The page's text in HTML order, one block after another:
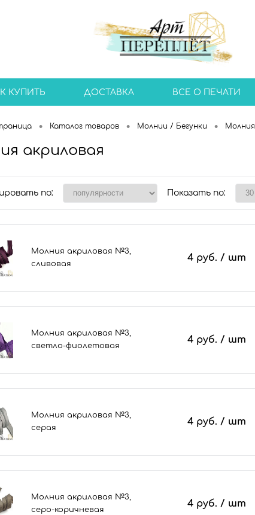
КУПИТЬ ДОСТАВКА ВСЕ О ПЕЧАТИ
• Каталог товаров • Молнии / Бегунки • Молния
акриловая
по: Показать по:
Молния акриловая №3,
сливовая
4 руб. / шт
Молния акриловая №3,
светло-фиолетовая
4 руб. / шт
Молния акриловая №3,
серая
4 руб. / шт
Молния акриловая №3,
серо-коричневая
4 руб. / шт